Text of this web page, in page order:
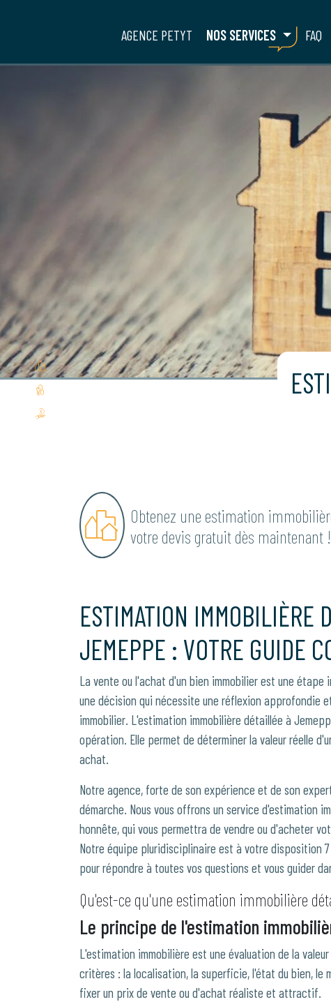
AGENCE PETYT NOS SERVICES FAQ
Obtenez une estimation
votre devis gratuit dès maintenant !
ESTIMATION IMMOBILIÈRE
JEMEPPE : VOTRE GUIDE
La vente ou l'achat d'un bien immobilier est une étape
une décision qui nécessite une réflexion approfondie
immobilier. L'estimation immobilière détaillée à
opération. Elle permet de déterminer la valeur réelle
achat.
Notre agence, forte de son expérience et de son
démarche. Nous vous offrons un service d'estimation
honnête, qui vous permettra de vendre ou d'acheter
Notre équipe pluridisciplinaire est à votre disposition
pour répondre à toutes vos questions et vous guider
Qu'est-ce qu'une estimation immobilière
Le principe de l'estimation
L'estimation immobilière est une évaluation de la
critères : la localisation, la superficie, l'état du bien, le
fixer un prix de vente ou d'achat réaliste et attractif.